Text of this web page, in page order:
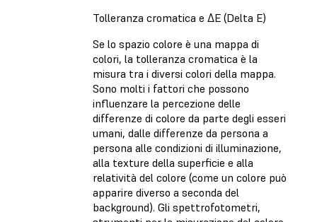
Tolleranza cromatica e ΔE (Delta E)
Se lo spazio colore è una mappa di
colori, la tolleranza cromatica è la
misura tra i diversi colori della mappa.
Sono molti i fattori che possono
influenzare la percezione delle
differenze di colore da parte degli esseri
umani, dalle differenze da persona a
persona alle condizioni di illuminazione,
alla texture della superficie e alla
relatività del colore (come un colore può
apparire diverso a seconda del
background). Gli spettrofotometri,